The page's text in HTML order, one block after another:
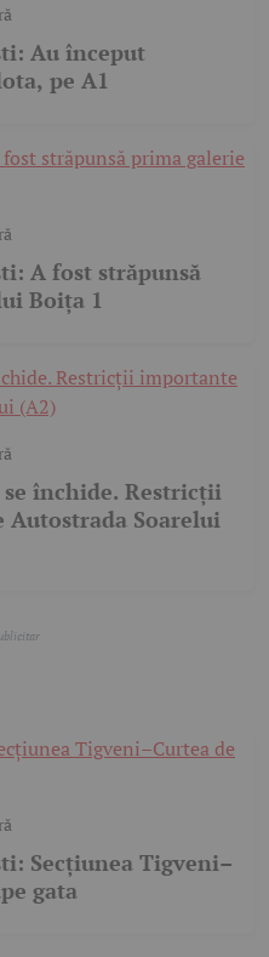
Au început
pe A1
A fost străpunsă
Boița 1
închide. Restricții
Soarelui
Secțiunea Tigveni–
gata